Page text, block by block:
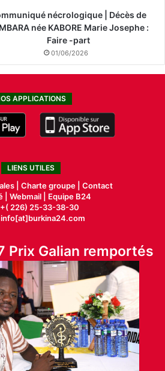
nécrologique | Décès de
née KABORE Marie Josephe :
Faire -part
01/06/2026
APPLICATIONS
LIENS UTILES
| Charte groupe | Contact
| Webmail |
Equipe B24
226) 25-33-38-30
info[at]burkina24.com
Prix Galian remportés